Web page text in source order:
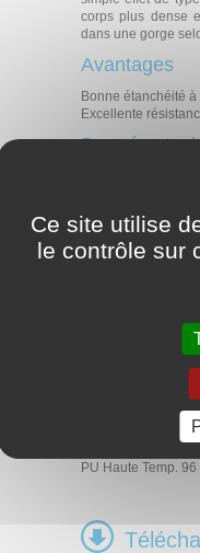
corps plus dense
dans une gorge
Avantages
Bonne étanchéité
Excellente
Données
Vitesse
Fluides en contact
Manutention -
Vérins hydrauliques
PU 93 Shore A -
PU Haute Temp.
Ce site utilise
le contrôle sur